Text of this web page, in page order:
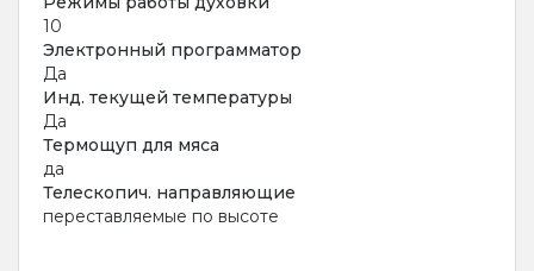
10
Электронный программатор
Да
Инд. текущей температуры
Да
Термощуп для мяса
да
Телескопич. направляющие
переставляемые по высоте